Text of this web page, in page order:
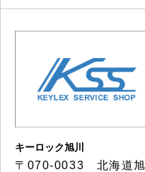
キーロック旭川
〒070-0033 北海道旭